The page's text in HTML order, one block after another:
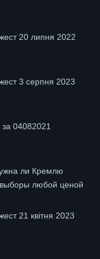
20 липня 2022
3 серпня 2023
04082021
ли Кремлю
любой ценой
21 квітня 2023